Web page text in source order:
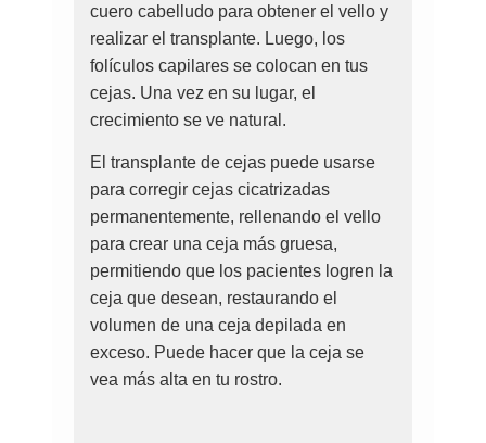
cuero cabelludo para obtener el vello y
realizar el transplante. Luego, los
folículos capilares se colocan en tus
cejas. Una vez en su lugar, el
crecimiento se ve natural.
El transplante de cejas puede usarse
para corregir cejas cicatrizadas
permanentemente, rellenando el vello
para crear una ceja más gruesa,
permitiendo que los pacientes logren la
ceja que desean, restaurando el
volumen de una ceja depilada en
exceso. Puede hacer que la ceja se
vea más alta en tu rostro.